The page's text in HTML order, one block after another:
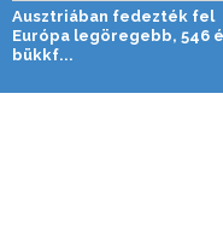
Ausztriában fedezték fel
Európa legöregebb, 546
bükkf...